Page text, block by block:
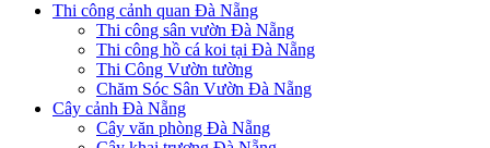
Thi công cảnh quan Đà Nẵng
Thi công sân vườn Đà Nẵng
Thi công hồ cá koi tại Đà Nẵng
Thi Công Vườn tường
Chăm Sóc Sân Vườn Đà Nẵng
Cây cảnh Đà Nẵng
Cây văn phòng Đà Nẵng